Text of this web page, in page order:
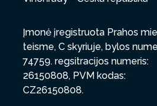
Įmonė įregistruota Prahos
teisme, C skyriuje, bylos
74759. regsitracijos numeris:
26150808, PVM kodas:
CZ26150808.